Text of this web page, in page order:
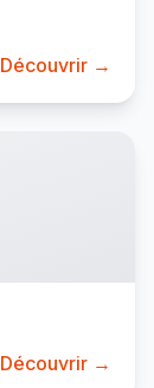
Découvrir →
Découvrir →